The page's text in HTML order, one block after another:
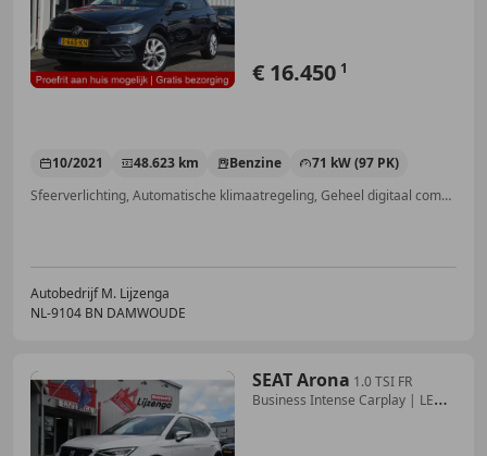
€ 16.450 1
10/2021 48.623 km Benzine
71 kW (97 PK)
Sfeerverlichting, Automatische klimaatregeling, Geheel digitaal combi-instrument, Sportstoelen, Alarm, Parkeerhulp voor, Lichtmetalen velgen, Adaptieve Cruise Control
Autobedrijf M. Lijzenga
NL-9104 BN DAMWOUDE
SEAT Arona 1.0 TSI FR
Business Intense Carplay | LED |